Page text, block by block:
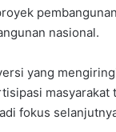
nasional.
yang
fokus